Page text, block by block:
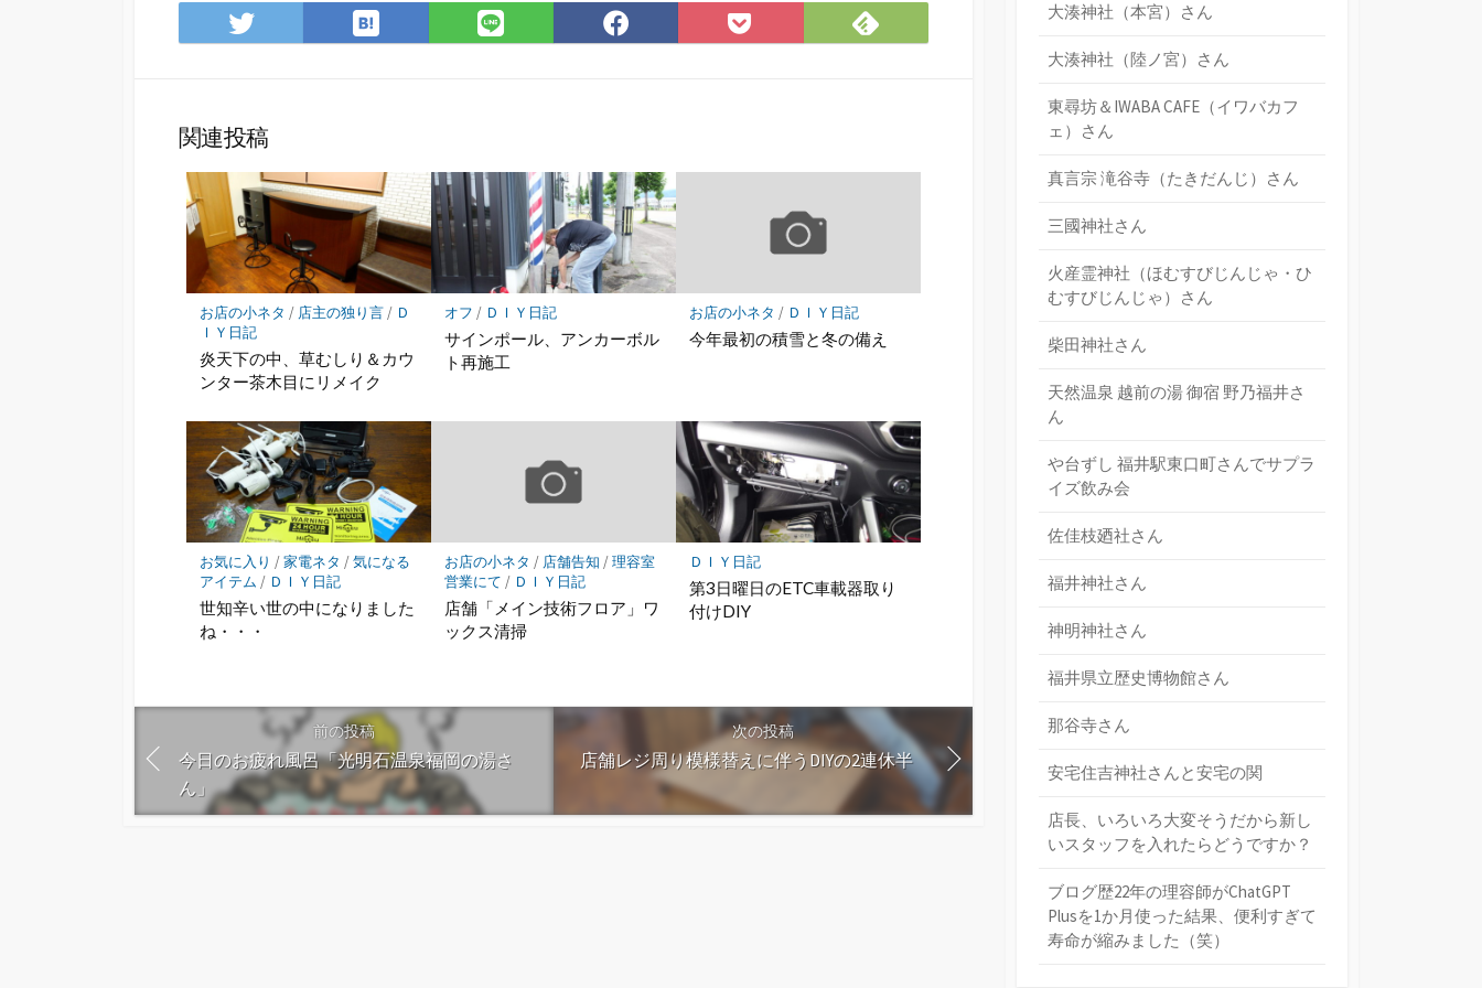
Twitter
で
ア
は
て
マ
ー
ク
に
保
存
LINE
で
Facebook
で
Pocket
に
Feedly
で
関連投稿
お店の小ネタ / 店主の独り言/ Ｄ
ＩＹ日記
炎天下の中、草むしり＆カウ
ンター茶木目にリメイク
オフ / ＤＩＹ日記
サインポール、アンカーボル
ト再施工
お店の小ネタ / ＤＩＹ日記
今年最初の積雪と冬の備え
お気に入り /家電ネタ /気になる
アイテム / ＤＩＹ日記
世知辛い世の中になりました
ね・・・
お店の小ネタ / 店舗告知 /理容室
営業にて / ＤＩＹ日記
店舗「メイン技術フロア」ワ
ックス清掃
ＤＩＹ日記
第3日曜日のETC車載器取り
付けDIY
前の投稿
今日のお疲れ風呂「光明石温泉福岡の湯さ
ん」
次の投稿
店舗レジ周り模様替えに伴うDIYの2連休半
大湊神社（本宮）さん
大湊神社（陸ノ宮）さん
東尋坊＆IWABA CAFE（イワバカフ
ェ）さん
真言宗 滝谷寺（たきだんじ）さん
三國神社さん
火産霊神社（ほむすびじんじゃ・ひ
むすびじんじゃ）さん
柴田神社さん
天然温泉 越前の湯 御宿 野乃福井さ
ん
や台ずし 福井駅東口町さんでサプラ
イズ飲み会
佐佳枝廼社さん
福井神社さん
神明神社さん
福井県立歴史博物館さん
那谷寺さん
安宅住吉神社さんと安宅の関
店長、いろいろ大変そうだから新し
いスタッフを入れたらどうですか？
ブログ歴22年の理容師がChatGPT
Plusを1か月使った結果、便利すぎて
寿命が縮みました（笑）